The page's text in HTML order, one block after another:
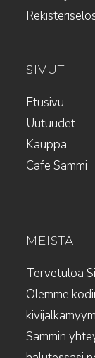
SIVUT
Etusivu
Uutuudet
Kauppa
Cafe Sammi
MEISTÄ
Tervetuloa
Olemme
Sammin